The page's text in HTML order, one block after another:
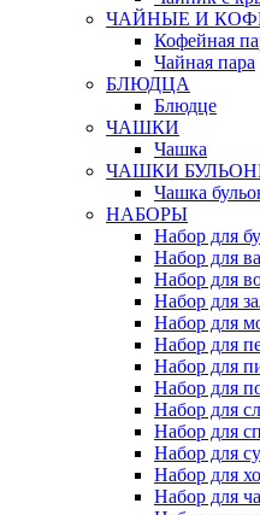
ЧАЙНЫЕ И
Кофейная
Чайная пара
БЛЮДЦА
Блюдце
ЧАШКИ
Чашка
ЧАШКИ
Чашка
НАБОРЫ
Набор для
Набор для
Набор для
Набор для
Набор для
Набор для
Набор для
Набор для
Набор для
Набор для
Набор для
Набор для
Набор для